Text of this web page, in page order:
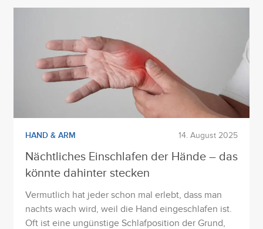
HAND & ARM 14. August 2025
Nächtliches Einschlafen der Hände – das
könnte dahinter stecken
Vermutlich hat jeder schon mal erlebt, dass man
nachts wach wird, weil die Hand eingeschlafen ist.
Oft ist eine ungünstige Schlafposition der Grund,